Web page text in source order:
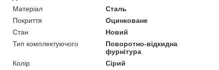
Матеріал
Сталь
Покриття
Оцинковане
Стан
Новий
Тип комплектуючого
Поворотно-відкидна
фурнітура
Колір
Сірий